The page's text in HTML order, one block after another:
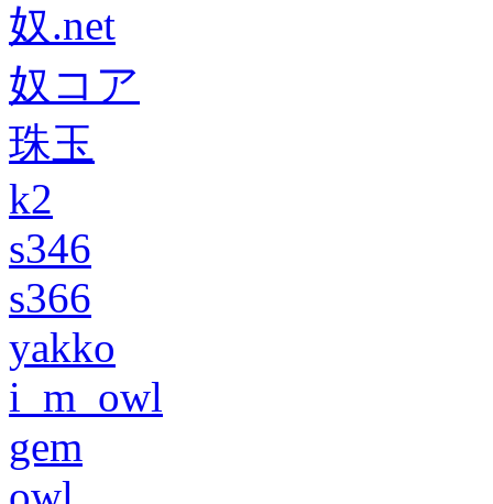
奴.net
奴コア
珠玉
k2
s346
s366
yakko
i_m_owl
gem